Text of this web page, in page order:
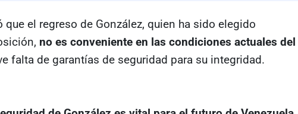
que el regreso de González, quien ha sido elegido
no es conveniente en las condiciones actuales del
falta de garantías de seguridad para su integridad.